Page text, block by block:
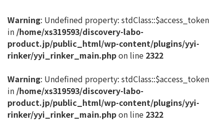
Warning: Undefined property: stdClass::$access_token
in /home/xs319593/discovery-labo-
product.jp/public_html/wp-content/plugins/yyi-
rinker/yyi_rinker_main.phpon line 2322
Warning: Undefined property: stdClass::$access_token
in /home/xs319593/discovery-labo-
product.jp/public_html/wp-content/plugins/yyi-
rinker/yyi_rinker_main.phpon line 2322